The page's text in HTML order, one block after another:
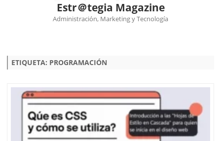
Estr＠tegia Magazine
Administración, Marketing y Tecnología
ETIQUETA: PROGRAMACIÓN